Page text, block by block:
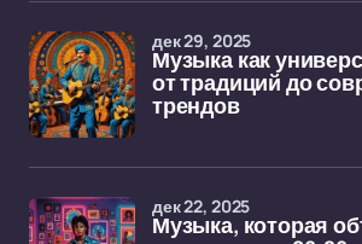
Музыка как
от традиций до
трендов
дек 29, 2025
Музыка, которая
дек 22, 2025